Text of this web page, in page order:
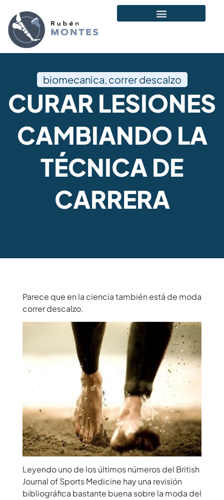
biomecanica, correr descalzo
CURAR LESIONES
CAMBIANDO LA
TÉCNICA DE
CARRERA
Parece que en la ciencia también está de moda
correr descalzo.
Leyendo uno de los últimos números del British
Journal of Sports Medicine hay una revisión
bibliográfica bastante buena sobre la moda del